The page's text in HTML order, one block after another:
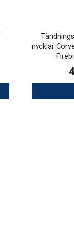
nycklar